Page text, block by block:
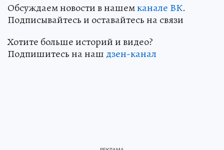
Обсуждаем новости в нашемканале ВК.
Подписывайтесь и оставайтесь на связи
Хотите больше историй и видео?
Подпишитесь на наш дзен-канал